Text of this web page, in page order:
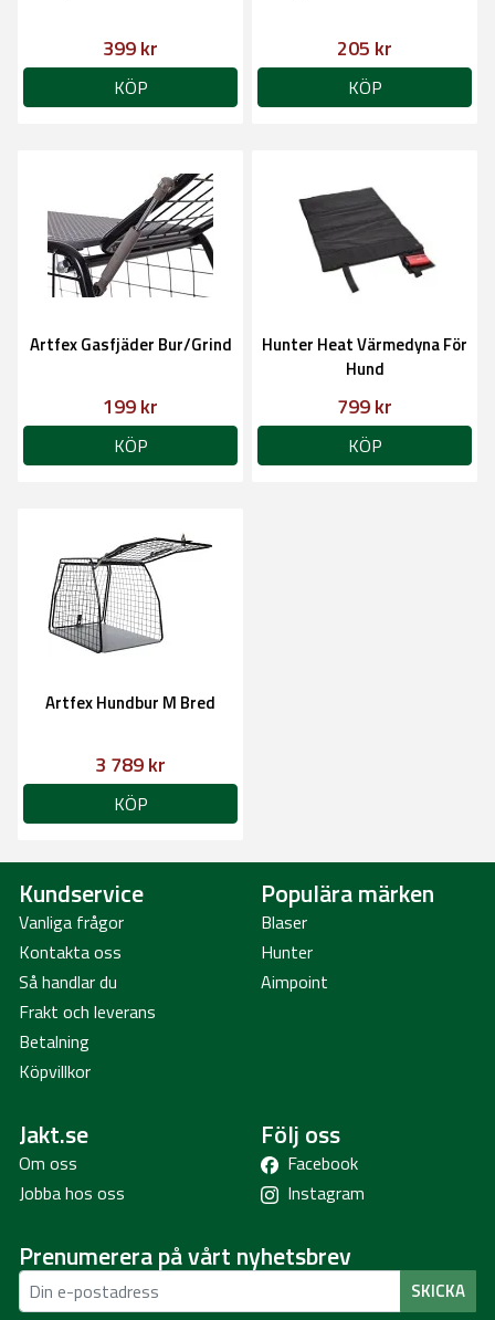
399 kr
KÖP
205 kr
KÖP
Artfex Gasfjäder Bur/Grind
199 kr
KÖP
Hunter Heat Värmedyna För
Hund
799 kr
KÖP
Artfex Hundbur M Bred
3 789 kr
KÖP
Kundservice
Vanliga frågor
Kontakta oss
Så handlar du
Frakt och leverans
Betalning
Köpvillkor
Populära märken
Blaser
Hunter
Aimpoint
Jakt.se
Om oss
Jobba hos oss
Följ oss
Facebook
Instagram
Prenumerera på vårt nyhetsbrev
SKICKA